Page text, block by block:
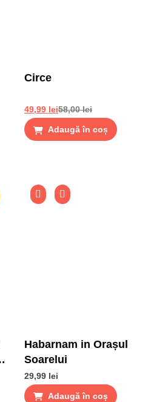
Circe
58,00lei
49,99 lei
Adaugă în coș
Habarnam in Orașul
Soarelui
29,99 lei
Adaugă în coș